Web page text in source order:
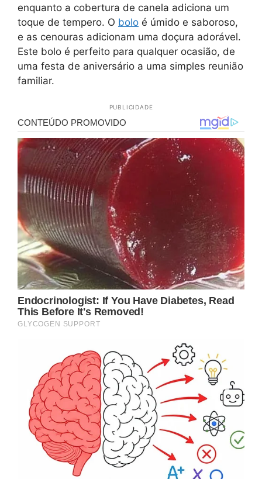
enquanto a cobertura de canela adiciona um
toque de tempero. O bolo é úmido e saboroso,
e as cenouras adicionam uma doçura adorável.
Este bolo é perfeito para qualquer ocasião, de
uma festa de aniversário a uma simples reunião
familiar.
PUBLICIDADE